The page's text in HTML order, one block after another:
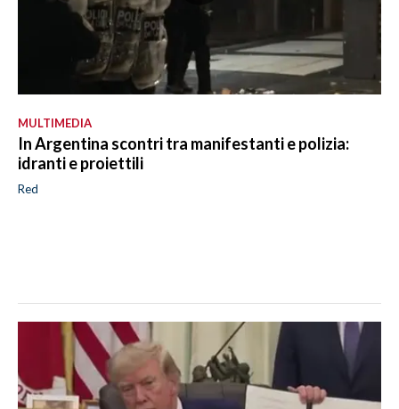
MULTIMEDIA
In Argentina scontri tra manifestanti e polizia:
idranti e proiettili
Red